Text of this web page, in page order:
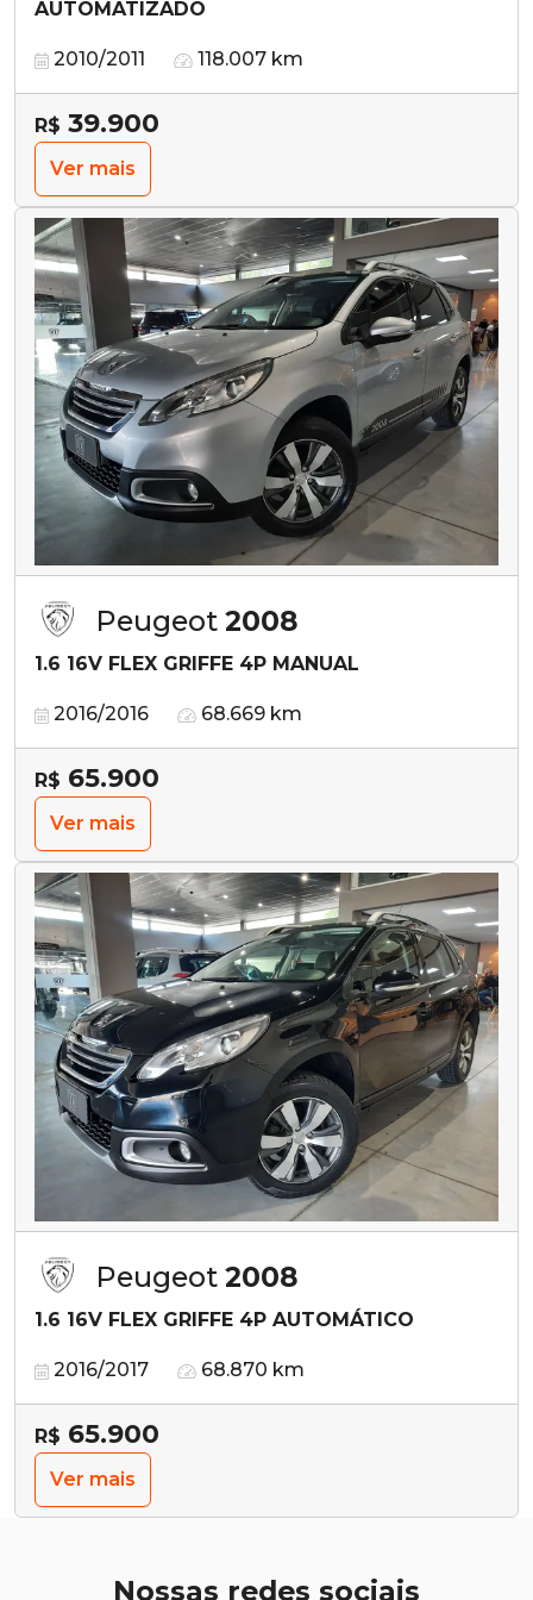
AUTOMATIZADO
2010/2011 118.007 km
R$ 39.900
Ver mais
Peugeot 2008
1.6 16V FLEX GRIFFE 4P MANUAL
2016/2016 68.669 km
R$ 65.900
Ver mais
Peugeot 2008
1.6 16V FLEX GRIFFE 4P AUTOMÁTICO
2016/2017 68.870 km
R$ 65.900
Ver mais
Nossas redes sociais